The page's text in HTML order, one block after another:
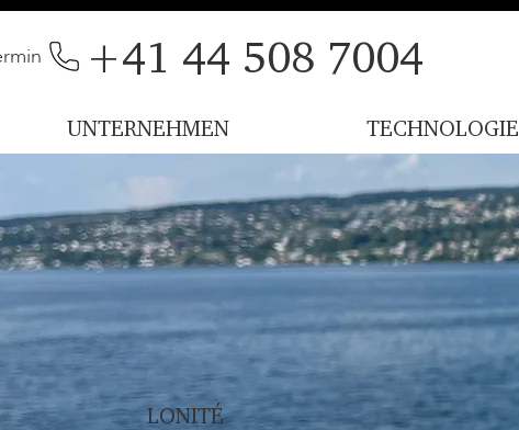
UNTERNEHMEN TECHNOLOGIE
+41 44 508 7004
LONITÉ